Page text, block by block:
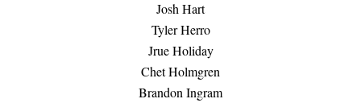
Josh Hart
Tyler Herro
Jrue Holiday
Chet Holmgren
Brandon Ingram